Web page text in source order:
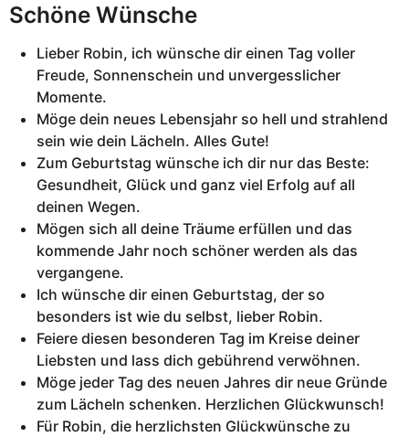
Schöne Wünsche
Lieber Robin, ich wünsche dir einen Tag voller
Freude, Sonnenschein und unvergesslicher
Momente.
Möge dein neues Lebensjahr so hell und strahlend
sein wie dein Lächeln. Alles Gute!
Zum Geburtstag wünsche ich dir nur das Beste:
Gesundheit, Glück und ganz viel Erfolg auf all
deinen Wegen.
Mögen sich all deine Träume erfüllen und das
kommende Jahr noch schöner werden als das
vergangene.
Ich wünsche dir einen Geburtstag, der so
besonders ist wie du selbst, lieber Robin.
Feiere diesen besonderen Tag im Kreise deiner
Liebsten und lass dich gebührend verwöhnen.
Möge jeder Tag des neuen Jahres dir neue Gründe
zum Lächeln schenken. Herzlichen Glückwunsch!
Für Robin, die herzlichsten Glückwünsche zu